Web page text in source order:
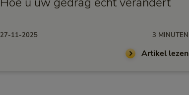
27-11-2025 3 MINUTEN
Artikel lezen